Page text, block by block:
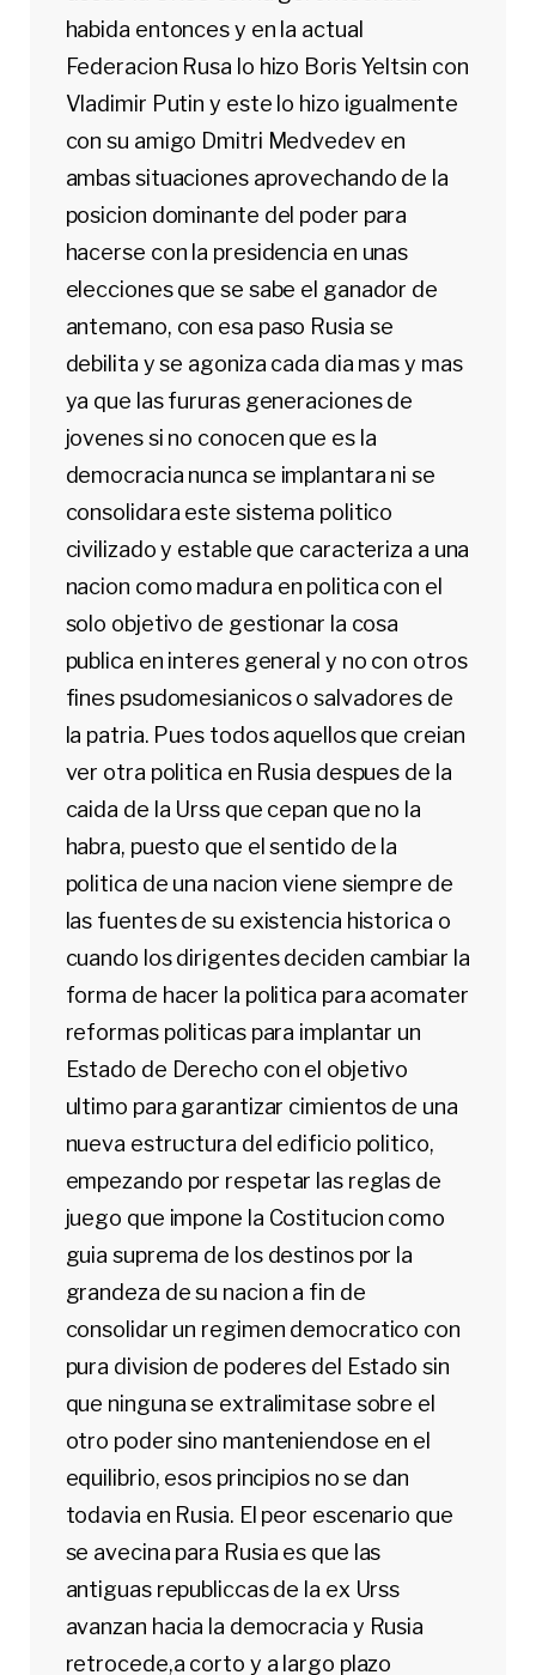
habida entonces y en la actual
Federacion Rusa lo hizo Boris Yeltsin con
Vladimir Putin y este lo hizo igualmente
con su amigo Dmitri Medvedev en
ambas situaciones aprovechando de la
posicion dominante del poder para
hacerse con la presidencia en unas
elecciones que se sabe el ganador de
antemano, con esa paso Rusia se
debilita y se agoniza cada dia mas y mas
ya que las fururas generaciones de
jovenes si no conocen que es la
democracia nunca se implantara ni se
consolidara este sistema politico
civilizado y estable que caracteriza a una
nacion como madura en politica con el
solo objetivo de gestionar la cosa
publica en interes general y no con otros
fines psudomesianicos o salvadores de
la patria. Pues todos aquellos que creian
ver otra politica en Rusia despues de la
caida de la Urss que cepan que no la
habra, puesto que el sentido de la
politica de una nacion viene siempre de
las fuentes de su existencia historica o
cuando los dirigentes deciden cambiar la
forma de hacer la politica para acomater
reformas politicas para implantar un
Estado de Derecho con el objetivo
ultimo para garantizar cimientos de una
nueva estructura del edificio politico,
empezando por respetar las reglas de
juego que impone la Costitucion como
guia suprema de los destinos por la
grandeza de su nacion a fin de
consolidar un regimen democratico con
pura division de poderes del Estado sin
que ninguna se extralimitase sobre el
otro poder sino manteniendose en el
equilibrio, esos principios no se dan
todavia en Rusia. El peor escenario que
se avecina para Rusia es que las
antiguas republiccas de la ex Urss
avanzan hacia la democracia y Rusia
retrocede,a corto y a largo plazo